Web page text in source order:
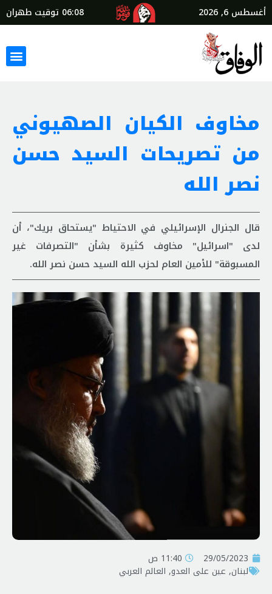
أغسطس 6, 2026 06:08 توقيت طهران
مخاوف الكيان الصهيوني
من تصريحات السيد حسن
نصر الله
قال الجنرال الإسرائيلي في الاحتياط "يستحاق بريك"، أن
لدى "اسرائيل" مخاوف كثيرة بشأن "التصرفات غير
المسبوقة" للأمين العام لحزب الله السيد حسن نصر الله.
29/05/2023
11:40 ص
لبنان, عين على العدو, العالم العربي